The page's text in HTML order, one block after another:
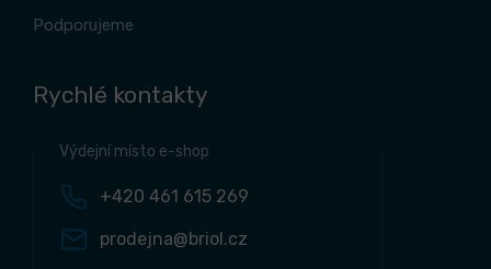
Podporujeme
Rychlé kontakty
Výdejní místo e-shop
+420 461 615 269
prodejna@briol.cz